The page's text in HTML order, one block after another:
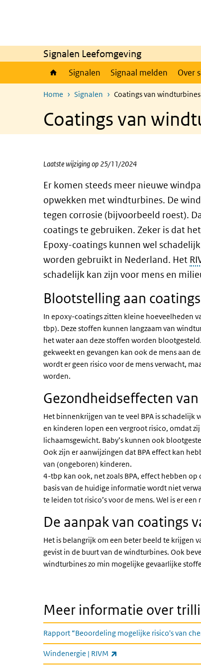
Signalen Leefomgeving
Signalen Signaal melden Over
Home Signalen Coatings van
Coatings van
Laatste wijziging op 25/11/2024
Er komen steeds meer nieuwe
opwekken met windturbines. De
tegen corrosie (bijvoorbeeld roest).
coatings te gebruiken. Zeker is dat
Epoxy-coatings kunnen wel
worden gebruikt in Nederland. Het
schadelijk kan zijn voor mens en
Blootstelling aan
In epoxy-coatings zitten kleine hoeveelheden
tbp). Deze stoffen kunnen langzaam van
het water aan deze stoffen worden
gekweekt en gevangen kan ook de mens aan
wordt er geen risico voor de mens verwacht,
worden.
Gezondheidseffecten
Het binnenkrijgen van te veel BPA is schadelijk
en kinderen lopen een vergroot risico, omdat
lichaamsgewicht. Baby’s kunnen ook
Ook zijn er aanwijzingen dat BPA effect kan
van (ongeboren) kinderen.
4-tbp kan ook, net zoals BPA, effect hebben
basis van de huidige informatie wordt niet
te leiden tot risico’s voor de mens. Wel is er
De aanpak van coatings
Het is belangrijk om een beter beeld te krijgen
gevist in de buurt van de windturbines. Ook
windturbines zo min mogelijke gevaarlijke
Meer informatie over
Rapport “Beoordeling mogelijke risico's van
Windenergie | RIVM